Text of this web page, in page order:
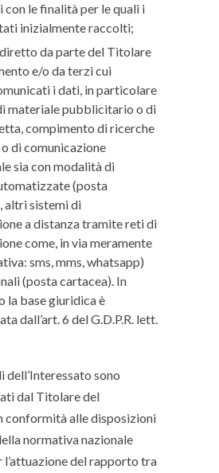
le finalità per le quali i
inizialmente raccolti;
da parte del Titolare
e/o da terzi cui
i dati, in particolare
materiale pubblicitario o di
compimento di ricerche
di comunicazione
sia con modalità di
(posta
altri sistemi di
a distanza tramite reti di
come, in via meramente
sms, mms, whatsapp)
(posta cartacea). In
la base giuridica è
dall’art. 6 del G.D.P.R. lett.
dell’Interessato sono
dal Titolare del
conformità alle disposizioni
normativa nazionale
del rapporto tra